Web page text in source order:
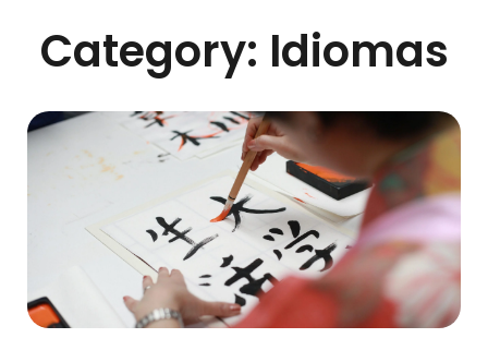
Category: Idiomas